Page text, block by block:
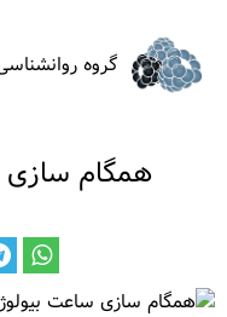
گروه
همگام سازی
صفحه